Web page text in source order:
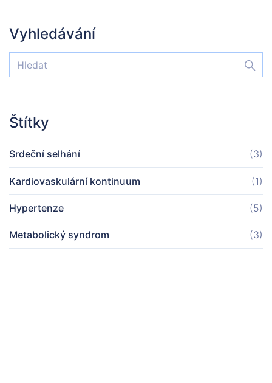
Vyhledávání
Štítky
Srdeční selhání (3)
Kardiovaskulární kontinuum (1)
Hypertenze (5)
Metabolický syndrom (3)